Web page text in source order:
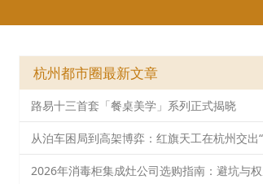
杭州都市圈最新文章
路易十三首套「餐桌美学」系列正式揭晓
从泊车困局到高架博弈：红旗天工在杭州交出
2026年消毒柜集成灶公司选购指南：避坑与